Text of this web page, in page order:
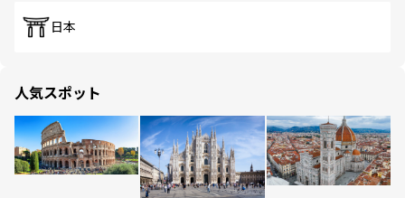
日本
人気スポット